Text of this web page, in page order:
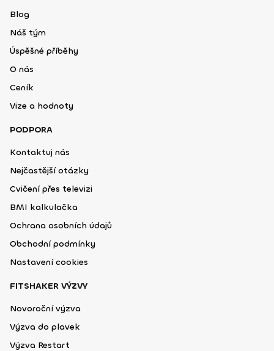
Blog
Náš tým
Úspěšné příběhy
O nás
Ceník
Vize a hodnoty
PODPORA
Kontaktuj nás
Nejčastější otázky
Cvičení přes televizi
BMI kalkulačka
Ochrana osobních údajů
Obchodní podmínky
Nastavení cookies
FITSHAKER VÝZVY
Novoroční výzva
Výzva do plavek
Výzva Restart